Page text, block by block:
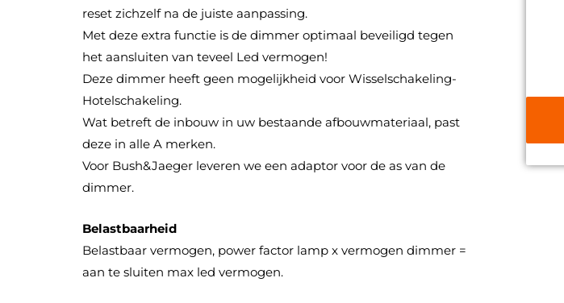
reset zichzelf na de juiste aanpassing.
Met deze extra functie is de dimmer optimaal beveiligd tegen
het aansluiten van teveel Led vermogen!
Deze dimmer heeft geen mogelijkheid voor Wisselschakeling-
Hotelschakeling.
Wat betreft de inbouw in uw bestaande afbouwmateriaal, past
deze in alle A merken.
Voor Bush&Jaeger leveren we een adaptor voor de as van de
dimmer.
Belastbaarheid
Belastbaar vermogen, power factor lamp x vermogen dimmer =
aan te sluiten max led vermogen.